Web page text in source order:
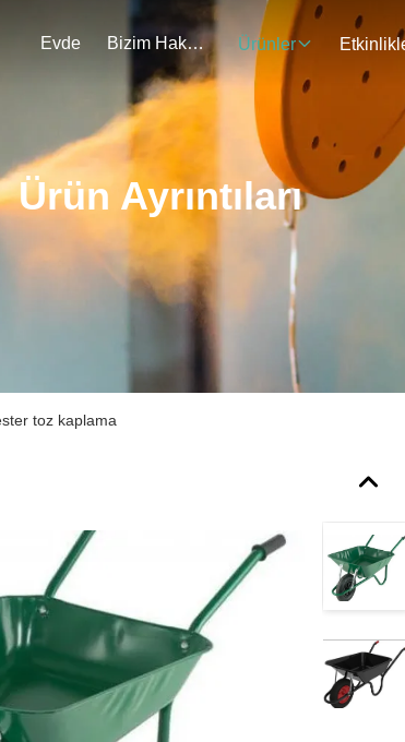
Evde Bizim Hakkımızda Ürünler
Ürün Ayrıntıları
toz kaplama